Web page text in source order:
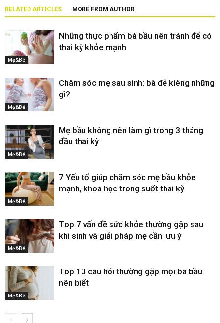
RELATED ARTICLES MORE FROM AUTHOR
Mẹ&Bé
Những thực phẩm bà bầu nên tránh để có
thai kỳ khỏe mạnh
Mẹ&Bé
Chăm sóc mẹ sau sinh: bà đẻ kiêng những
gì?
Mẹ&Bé
Mẹ bầu không nên làm gì trong 3 tháng
đầu thai kỳ
Mẹ&Bé
7 Yếu tố giúp chăm sóc mẹ bầu khỏe
mạnh, khoa học trong suốt thai kỳ
Mẹ&Bé
Top 7 vấn đề sức khỏe thường gặp sau
khi sinh và giải pháp mẹ cần lưu ý
Mẹ&Bé
Top 10 câu hỏi thường gặp mọi bà bầu
nên biết